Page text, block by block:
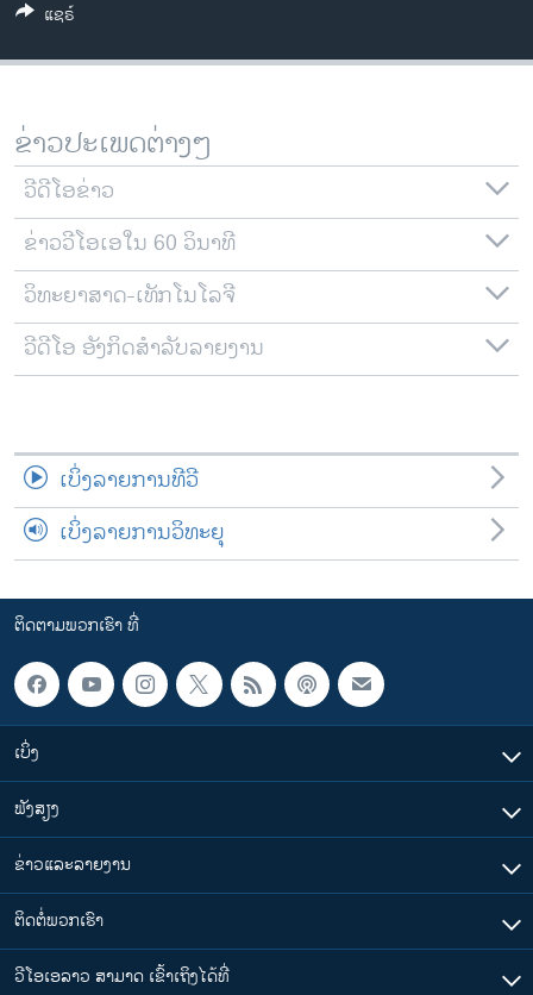
ສຽງ
ລາຍການກະຈາຍສຽງ
ຕິດຕາມພວກເຮົາ ທີ່
ພາສາຕ່າງໆ
ແຊຣ໌
ຂ່າວປະເພດຕ່າງໆ
ວີດີໂອຂ່າວ
ຂ່າວວີໂອເອໃນ 60 ວິນາທີ
ວິທະຍາສາດ-ເທັກໂນໂລຈີ
ວີດີໂອ ອັງກິດສຳລັບລາຍງານ
ເບິ່ງລາຍການທີວີ
ເບິ່ງລາຍການວິທະຍຸ
ຕິດຕາມພວກເຮົາ ທີ່
ເບິ່ງ
ຟັງສຽງ
ຂ່າວແລະລາຍງານ
ຕິດຕໍ່ພວກເຮົາ
ວີໂອເອລາວ ສາມາດ ເຂົ້າເຖິງໄດ້ທີ່